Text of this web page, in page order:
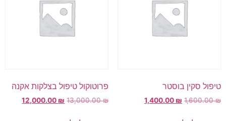
טיפול סקין בוסטר
1,600.00₪
1,400.00 ₪
פרוטוקול טיפול בצלקות אקנה
13,000.00₪
12,000.00 ₪